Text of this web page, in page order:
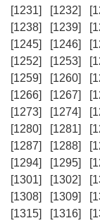
[1231]
[1232]
[1238]
[1239]
[1245]
[1246]
[1252]
[1253]
[1259]
[1260]
[1266]
[1267]
[1273]
[1274]
[1280]
[1281]
[1287]
[1288]
[1294]
[1295]
[1301]
[1302]
[1308]
[1309]
[1315]
[1316]